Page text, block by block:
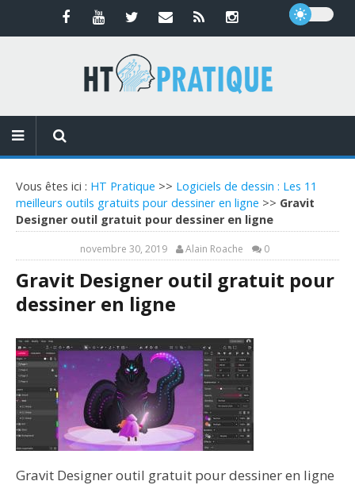
Vous êtes ici : HT Pratique >> Logiciels de dessin : Les 11
meilleurs outils gratuits pour dessiner en ligne >> Gravit
Designer outil gratuit pour dessiner en ligne
novembre 30, 2019 Alain Roache 0
Gravit Designer outil gratuit pour
dessiner en ligne
Gravit Designer outil gratuit pour dessiner en ligne